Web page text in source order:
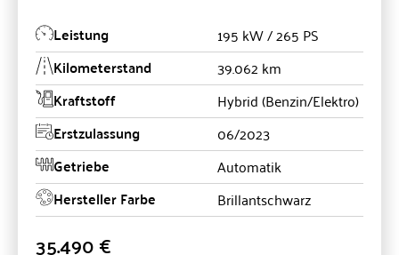
Leistung 195 kW / 265 PS
Kilometerstand 39.062 km
Kraftstoff Hybrid (Benzin/Elektro)
Erstzulassung 06/2023
Getriebe Automatik
Hersteller Farbe Brillantschwarz
35.490 €